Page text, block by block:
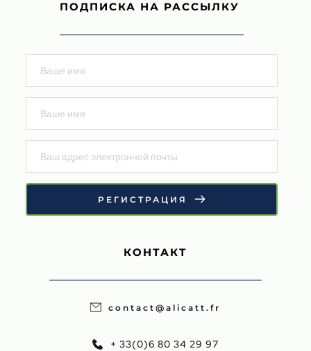
ПОДПИСКА НА РАССЫЛКУ
РЕГИСТРАЦИЯ
КОНТАКТ
contact@alicatt.fr
+ 33(0)6 80 34 29 97